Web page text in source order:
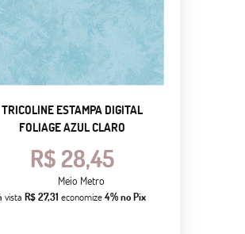
TRICOLINE ESTAMPA DIGITAL
FOLIAGE AZUL CLARO
R$ 28,45
Meio Metro
vistaR$ 27,31 economize4% no Pix